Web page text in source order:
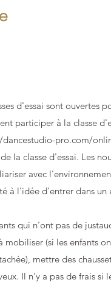
d'essai sont ouvertes
participer à la classe
pro.com/
la classe d'essai. Les
avec
à l'idée d'entrer dans un
qui n'ont pas de
mobiliser (si les enfants
mettre des
Il n'y a pas de frais si